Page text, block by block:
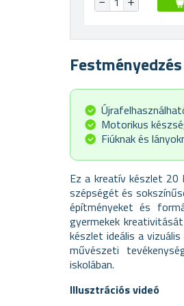
Motorikus
Fiúknak és
Ez a kreatív készlet 20
szépségét és
építményeket és
gyermekek
készlet ideális a
művészeti
iskolában.
Illusztrációs videó